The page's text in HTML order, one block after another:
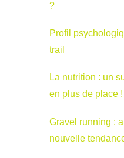
?
Profil
trail
La nutrition : un
en plus de place !
Gravel running :
nouvelle